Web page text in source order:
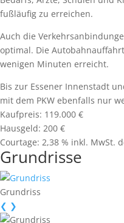
fußläufig zu erreichen.
Auch die
optimal. Die
wenigen Minuten erreicht.
Bis zur Essener Innenstadt
mit dem PKW ebenfalls nur
Kaufpreis: 119.000 €
Hausgeld: 200 €
Courtage: 2,38 % inkl. MwSt.
Grundrisse
Grundriss
❮ ❯